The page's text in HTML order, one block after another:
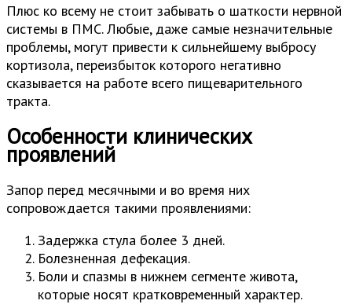
Плюс ко всему не стоит забывать о шаткости нервной
системы в ПМС. Любые, даже самые незначительные
проблемы, могут привести к сильнейшему выбросу
кортизола, переизбыток которого негативно
сказывается на работе всего пищеварительного
тракта.
Особенности клинических
проявлений
Запор перед месячными и во время них
сопровождается такими проявлениями:
Задержка стула более 3 дней.
Болезненная дефекация.
Боли и спазмы в нижнем сегменте живота,
которые носят кратковременный характер.